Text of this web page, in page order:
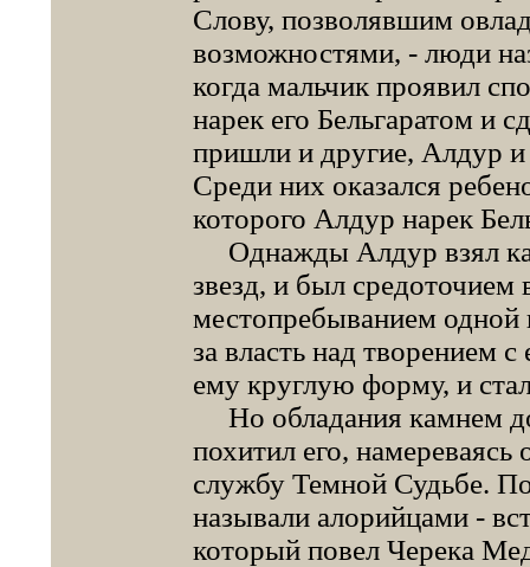
Слову, позволявшим
возможностями, - люди
когда мальчик проявил
нарек его Бельгаратом и
пришли и другие, Алдур
Среди них оказался
которого Алдур нарек
Однажды Алдур взял
звезд, и был
местопребыванием одной
за власть над творением
ему круглую форму, и
Но обладания камнем
похитил его,
службу Темной Судьбе.
называли алорийцами -
который повел Черека